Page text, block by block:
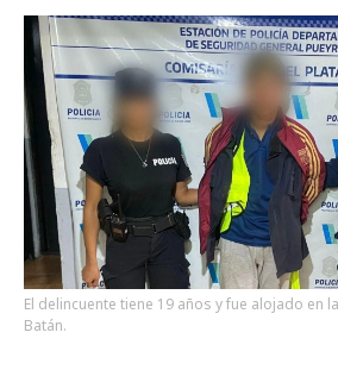
El delincuente tiene 19 años y fue alojado en
Batán.